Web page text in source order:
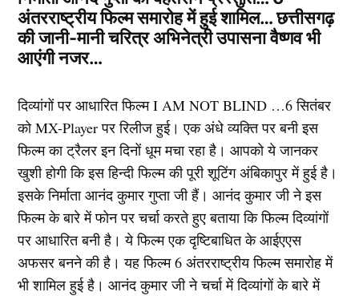
अंतरराष्ट्रीय फिल्म समारोह में हुई शामिल… छत्तीसगढ़
की जानी-मानी चरित्र अभिनेत्री उपासना वैष्णव भी
आएंगी नजर…
दिव्यांगों पर आधारित फिल्म I AM NOT BLIND …6 सितंबर
को MX-Player पर रिलीज हुई। एक अंधे व्यक्ति पर बनी इस
फिल्म का ट्रैलर इन दिनों धूम मचा रहा है। आपको ये जानकर
खुशी होगी कि इस हिन्दी फिल्म की पूरी शूटिंग अंबिकापुर में हुई है।
इसके निर्माता आनंद कुमार गुप्ता जी हैं। आनंद कुमार जी ने इस
फिल्म के बारे में फोन पर चर्चा करते हुए बताया कि फिल्म दिव्यांगों
पर आधारित बनी है। ये फिल्म एक दृष्टिबाधित के आईएएस
अफसर बनने की है। यह फिल्म 6 अंतरराष्ट्रीय फिल्म समारोह में
भी शामिल हुई है। आनंद कुमार जी ने चर्चा में दिव्यांगों के बारे में